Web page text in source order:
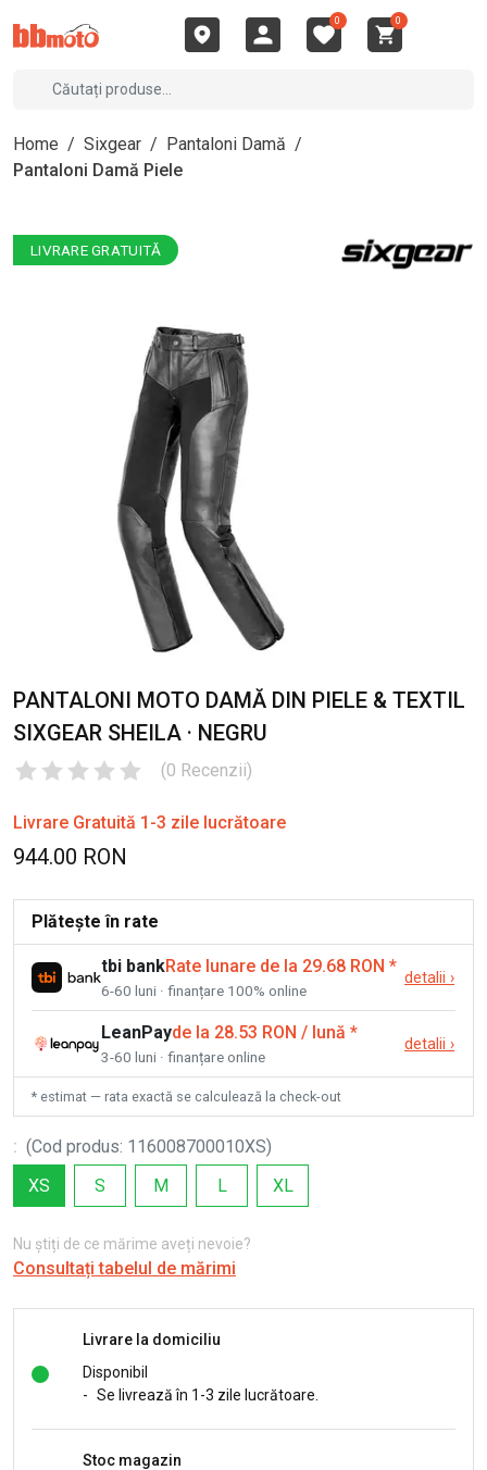
0 0
Home / Sixgear / Pantaloni Damă /
Pantaloni Damă Piele
LIVRARE GRATUITĂ
PANTALONI MOTO DAMĂ DIN PIELE & TEXTIL
SIXGEAR SHEILA · NEGRU
(0 Recenzii)
Livrare Gratuită 1-3 zile lucrătoare
944.00 RON
Plătește în rate
tbi bankRate lunare de la 29.68 RON *
6-60 luni · finanțare 100% online
detalii ›
LeanPayde la 28.53 RON / lună *
3-60 luni · finanțare online
detalii ›
* estimat — rata exactă se calculează la check-out
: (Cod produs: 116008700010XS)
XS
S M L XL
Nu știți de ce mărime aveți nevoie?
Consultați tabelul de mărimi
Livrare la domiciliu
Disponibil
- Se livrează în 1-3 zile lucrătoare.
Stoc magazin